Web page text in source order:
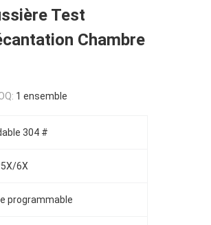
Test
Chambre
1 ensemble
304 #
6X
programmable